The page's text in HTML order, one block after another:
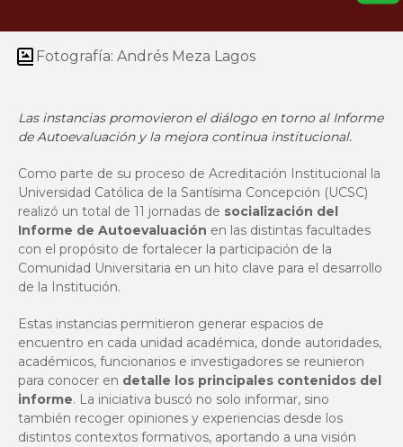
Fotografía: Andrés Meza Lagos
Las instancias promovieron el diálogo en torno al Informe
de Autoevaluación y la mejora continua institucional.
Como parte de su proceso de Acreditación Institucional la
Universidad Católica de la Santísima Concepción (UCSC)
realizó un total de 11 jornadas de socialización del
Informe de Autoevaluación en las distintas facultades
con el propósito de fortalecer la participación de la
Comunidad Universitaria en un hito clave para el desarrollo
de la Institución.
Estas instancias permitieron generar espacios de
encuentro en cada unidad académica, donde autoridades,
académicos, funcionarios e investigadores se reunieron
para conocer en detalle los principales contenidos del
informe. La iniciativa buscó no solo informar, sino
también recoger opiniones y experiencias desde los
distintos contextos formativos, aportando a una visión